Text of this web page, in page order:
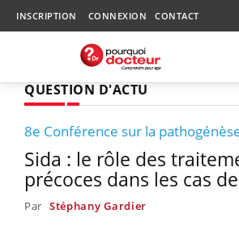
INSCRIPTION CONNEXION CONTACT
QUESTION D'ACTU
8e Conférence sur la
Sida : le rôle des
précoces dans les cas
Par Stéphany Gardier